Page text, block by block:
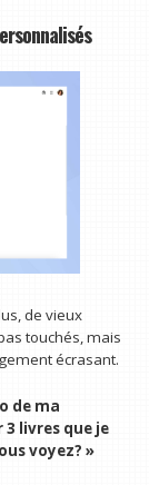
de vieux
touchés, mais
écrasant.
de ma
livres que je
voyez? »